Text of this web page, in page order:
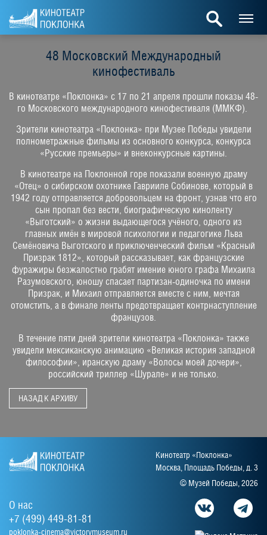
48 Московский Международный
кинофестиваль
В кинотеатре «Поклонка» с 17 по 21 апреля прошли показы 48-
го Московского международного кинофестиваля (ММКФ).
Зрители кинотеатра «Поклонка» при Музее Победы увидели
полнометражные фильмы из основного конкурса, конкурса
«Русские премьеры» и внеконкурсные картины.
В кинотеатре на Поклонной горе показали военную драму
«Отец» о сибирском охотнике Гаврииле Собинове, который в
1942 году отправляется добровольцем на фронт, узнав что его
сын пропал без вести, биографическую киноленту
«Выготский» о жизни выдающегося учёного, одного из
главных имён в мировой психологии и педагогике Льва
Семёновича Выготского и приключенческий фильм «Красный
Призрак 1812», который рассказывает, как французские
фуражиры безжалостно грабят имение юного графа Михаила
Разумовского, юношу спасает партизан-одиночка по имени
Призрак, и Михаил отправляется вместе с ним, мечтая
отомстить, а в финале ленты предотвращает контрнаступление
французов.
В течение пяти дней зрители кинотеатра «Поклонка» также
увидели мексиканскую анимацию «Великая история западной
философии», иранскую драму «Волосы моей дочери»,
российский триллер «Шурале» и не только.
НАЗАД К АРХИВУ
Кинотеатр «Поклонка»
Москва, Площадь Победы, д. 3
© Музей Победы, 2026
О нас
+7 (499) 449-81-81
poklonka-cinema@victorymuseum.ru